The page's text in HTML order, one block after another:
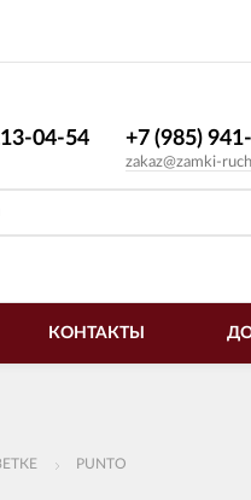
04-54​ +7 (985)
zakaz@zamki-
КОНТАКТЫ
PUNTO